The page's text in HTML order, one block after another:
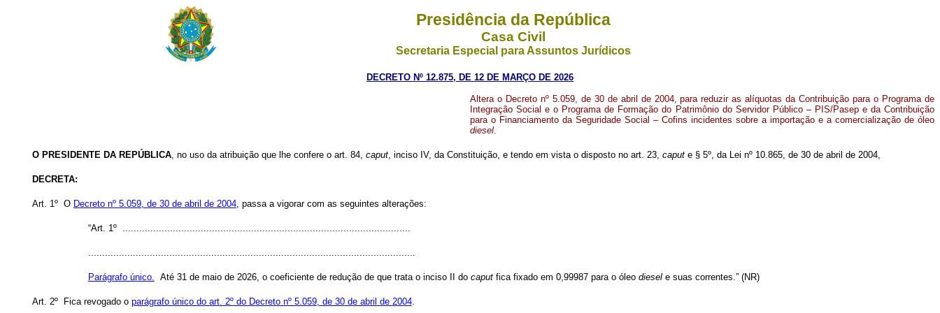
Presidência da República
Casa Civil
Secretaria Especial para Assuntos Jurídicos
DECRETO Nº 12.875, DE 12 DE MARÇO DE 2026
Altera o Decreto nº 5.059, de 30 de abril de 2004, para reduzir as alíquotas da Contribuição para o Programa de
Integração Social e o Programa de Formação do Patrimônio do Servidor Público – PIS/Pasep e da Contribuição
para o Financiamento da Seguridade Social – Cofins incidentes sobre a importação e a comercialização de óleo
diesel.
O PRESIDENTE DA REPÚBLICA, no uso da atribuição que lhe confere o art. 84, caput, inciso IV, da Constituição, e tendo em vista o disposto no art. 23, capute § 5º, da Lei nº 10.865, de 30 de abril de 2004,
DECRETA:
Art. 1º O Decreto nº 5.059, de 30 de abril de 2004, passa a vigorar com as seguintes alterações:
“Art. 1º .......................................................................................................
.....................................................................................................................
Parágrafo único. Até 31 de maio de 2026, o coeficiente de redução de que trata o inciso II do caputfica fixado em 0,99987 para o óleo diesel e suas correntes.” (NR)
Art. 2º Fica revogado o parágrafo único do art. 2º do Decreto nº 5.059, de 30 de abril de 2004.